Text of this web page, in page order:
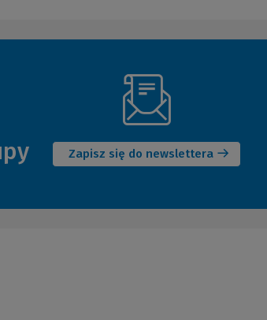
Zapisz się do newslettera
okno)